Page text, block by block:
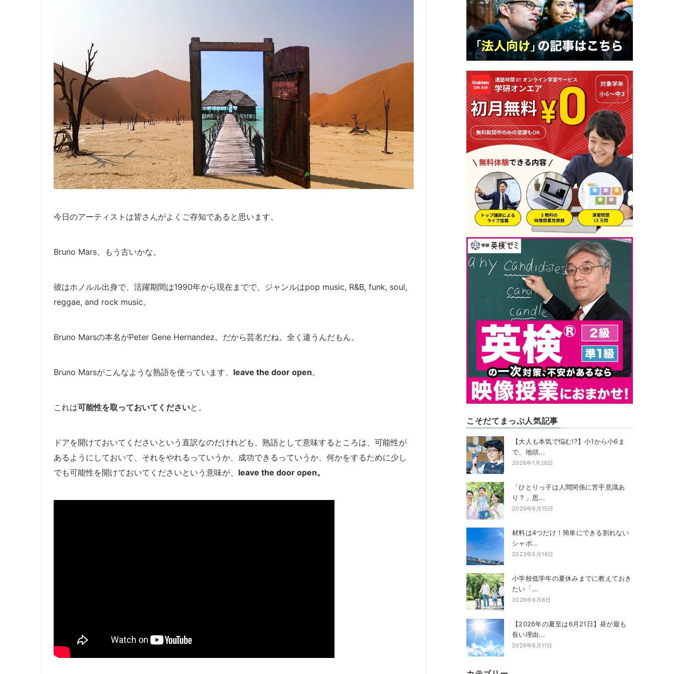
今日のアーティストは皆さんがよくご存知であると思います。
Bruno Mars、もう古いかな。
彼はホノルル出身で、活躍期間は1990年から現在までで、ジャンルはpop music, R&B, funk, soul,
reggae, and rock music。
Bruno Marsの本名がPeter Gene Hernandez。だから芸名だね。全く違うんだもん。
Bruno Marsがこんなような熟語を使っています、 leave the door open。
これは可能性を取っておいてくださいと。
ドアを開けておいてくださいという直訳なのだけれども、熟語として意味するところは、可能性が
あるようにしておいて、それをやれるっていうか、成功できるっていうか、何かをするために少し
でも可能性を開けておいてくださいという意味が、 leave the door open。
こそだてまっぷ人気記事
【大人も本気で悩む!?】小1から小6ま
で、地頭...
2026年1月26日
「ひとりっ子は人間関係に苦手意識あ
り？」思...
2026年6月15日
材料は4つだけ！簡単にできる割れない
シャボ...
2023年5月14日
小学校低学年の夏休みまでに教えておき
たい「...
2026年6月8日
【2026年の夏至は6月21日】昼が最も
長い理由...
2026年6月11日